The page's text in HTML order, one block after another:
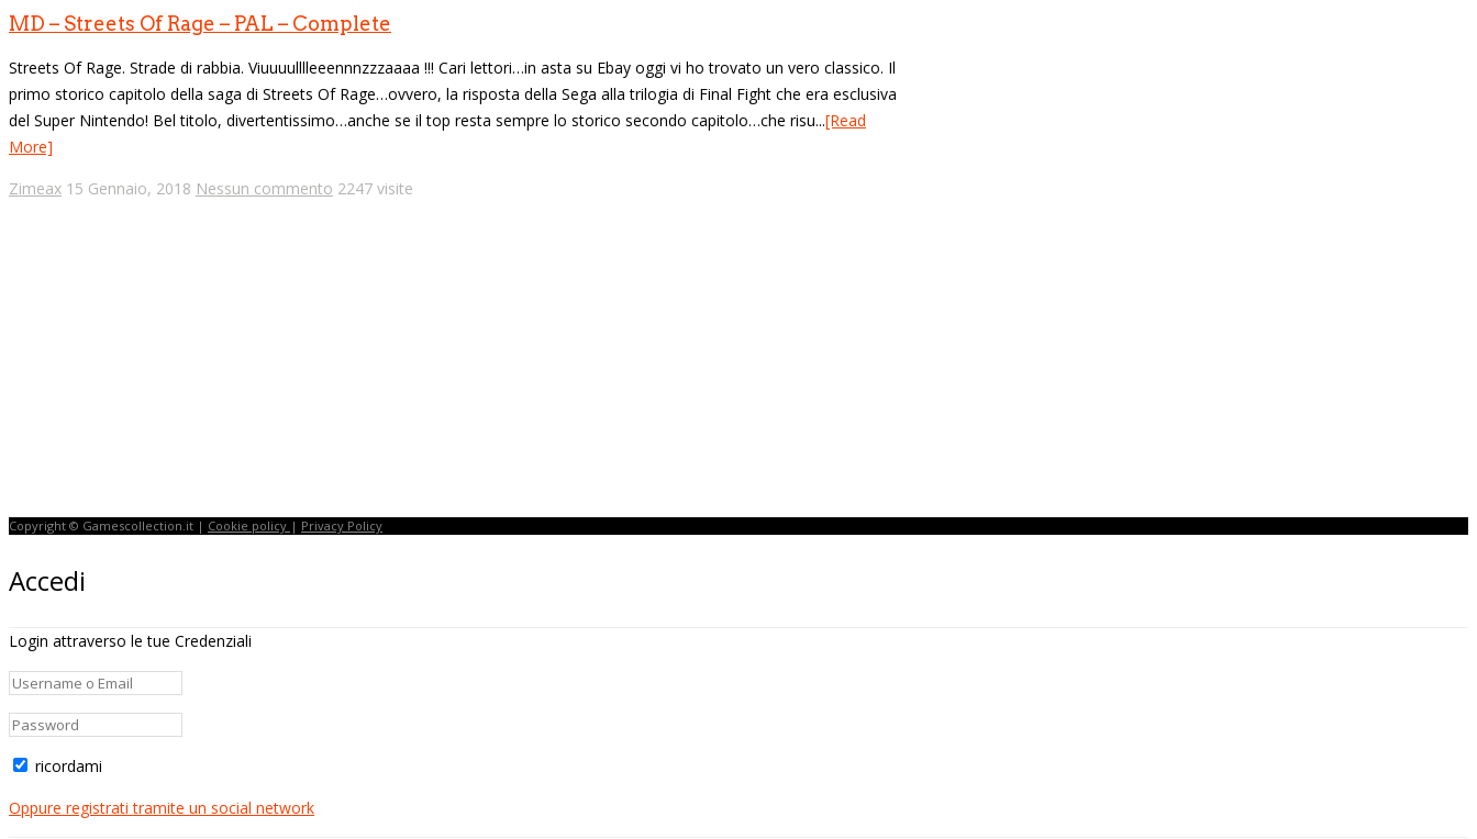
MD – Streets Of Rage – PAL – Complete
Streets Of Rage. Strade di rabbia. Viuuuulllleeennnzzzaaaa !!! Cari lettori…in asta su Ebay oggi vi ho trovato un vero classico. Il
primo storico capitolo della saga di Streets Of Rage…ovvero, la risposta della Sega alla trilogia di Final Fight che era esclusiva
del Super Nintendo! Bel titolo, divertentissimo…anche se il top resta sempre lo storico secondo capitolo…che risu...[Read
More]
Zimeax 15 Gennaio, 2018 Nessun commento 2247 visite
Copyright © Gamescollection.it | Cookie policy | Privacy Policy
Accedi
Login attraverso le tue Credenziali
ricordami
Oppure registrati tramite un social network